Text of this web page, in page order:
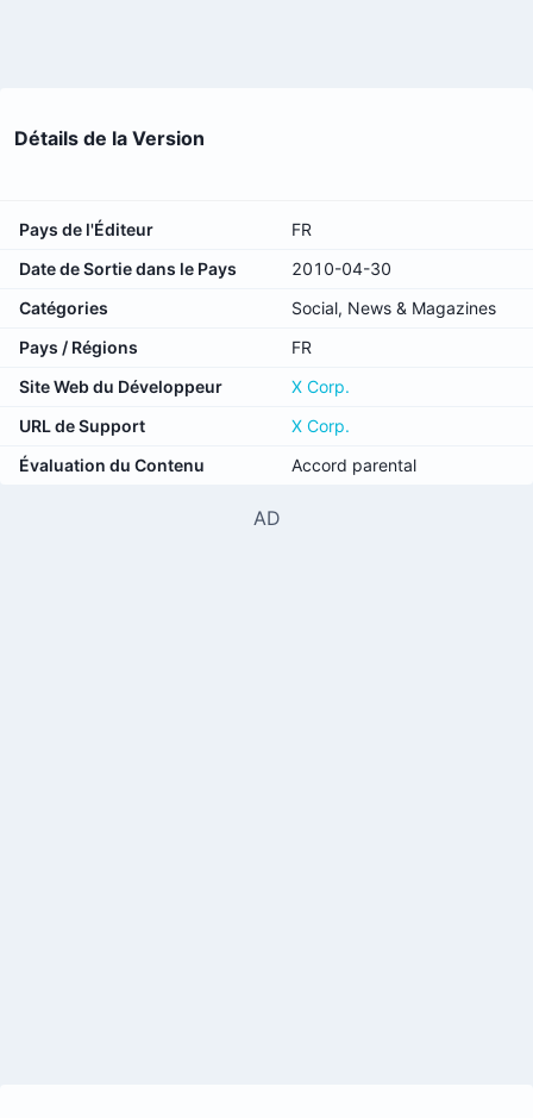
Détails de la Version
Pays de l'Éditeur
FR
Date de Sortie dans le Pays
2010-04-30
Catégories
Social, News & Magazines
Pays / Régions
FR
Site Web du Développeur
X Corp.
URL de Support
X Corp.
Évaluation du Contenu
Accord parental
AD